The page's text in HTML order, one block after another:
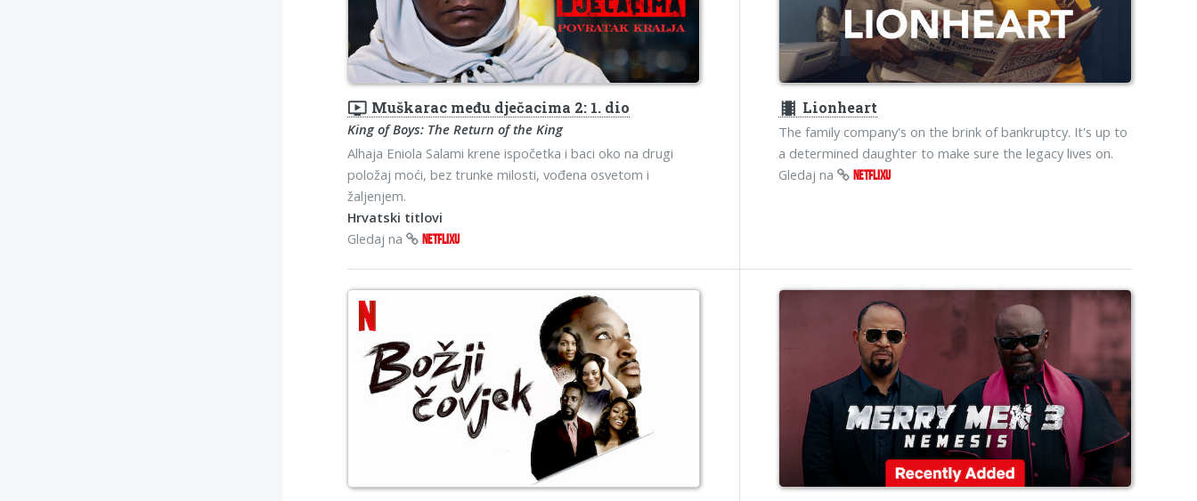
ondemand_video Muškarac među dječacima 2: 1. dio
King of Boys: The Return of the King
Alhaja Eniola Salami krene ispočetka i baci oko na drugi
položaj moći, bez trunke milosti, vođena osvetom i
žaljenjem.
Hrvatski titlovi
Gledaj na
NETFLIXU
theaters Lionheart
The family company's on the brink of bankruptcy. It's up to
a determined daughter to make sure the legacy lives on.
Gledaj na
NETFLIXU